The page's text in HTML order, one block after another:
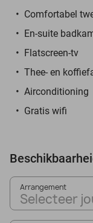
Comfortabel
En-suite
Flatscreen-tv
Thee- en
Airconditioning
Gratis wifi
Arrangement
Selecteer